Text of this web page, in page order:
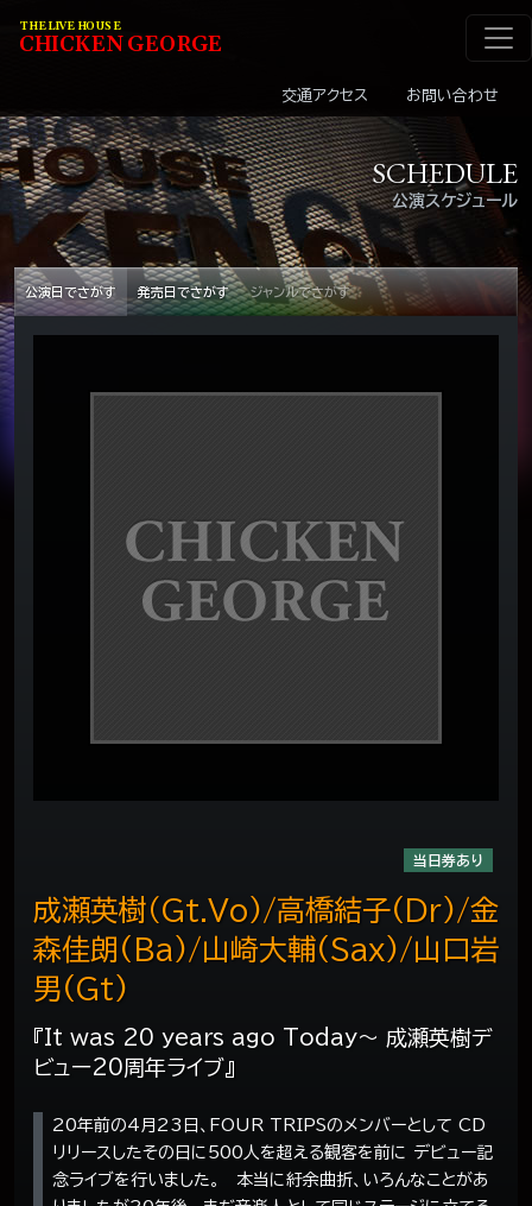
メインナビゲーショ
THE LIVE HOUSE
CHICKENGEORGE
交通アクセス お問い合わせ
公演スケジュール
SCHEDULE
公演日でさがす 発売日でさがす ジャンルでさがす
当日券あり
『It was 20 years ago Today～ 成瀬英樹デ
ビュー20周年ライブ』
成瀬英樹（Gt.Vo)/高橋結子(Dr)/金
森佳朗(Ba)/山崎大輔(Sax)/山口岩
男(Gt)
20年前の4月23日、FOUR TRIPSのメンバーとして CD
リリースしたその日に500人を超える観客を前に デビュー記
念ライブを行いました。 本当に紆余曲折、いろんなことがあ